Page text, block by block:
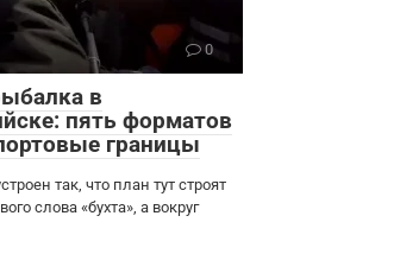
0
в
пять форматов
границы
так, что план тут строят
слова «бухта», а вокруг